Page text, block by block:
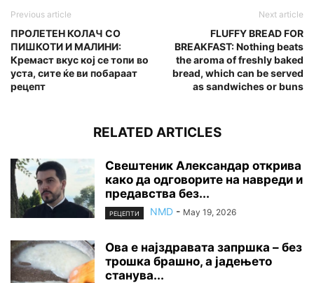
Previous article
ПРОЛЕТЕН КОЛАЧ СО
ПИШКОТИ И МАЛИНИ:
Кремаст вкус кој се топи во
уста, сите ќе ви побараат
рецепт
Next article
FLUFFY BREAD FOR
BREAKFAST: Nothing beats
the aroma of freshly baked
bread, which can be served
as sandwiches or buns
RELATED ARTICLES
Свештеник Александар открива
како да одговорите на навреди и
предавства без...
РЕЦЕПТИ NMD - May 19, 2026
Ова е најздравата запршка – без
трошка брашно, а јадењето
станува...